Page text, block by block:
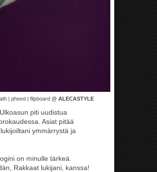
| pheed | flipboard @ ALECASTYLE
. Ulkoasun piti uudistua
Asiat pitää
ymmärrystä ja
on minulle tärkeä.
Rakkaat lukijani, kanssa!